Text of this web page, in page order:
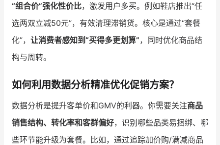
“组合价”强化性价比，激发用户多买。例如鞋店推出“任
选两双立减50元”，有效清理滞销货。核心是通过“套餐
化”， 让消费者感知到“买得多更划算”，同时优化商品结
构与周转。
如何利用数据分析精准优化促销方案？
数据分析是提升客单价和GMV的利器。你需要关注商品
销售结构、转化率和客群偏好，识别哪些品类易捆绑、哪
些环节能升级为套餐。比如，通过追踪加价购/满减商品